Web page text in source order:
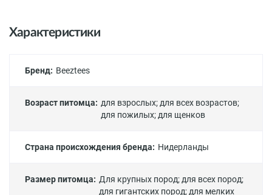
Характеристики
Бренд: Beeztees
Возраст питомца: для взрослых;для всех возрастов;
для пожилых;для щенков
Страна происхождения бренда: Нидерланды
Размер питомца: Для крупных пород;для всех пород;
для гигантских пород;для мелких